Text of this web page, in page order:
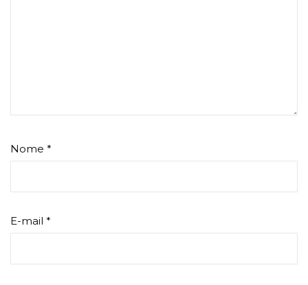
Nome *
E-mail *